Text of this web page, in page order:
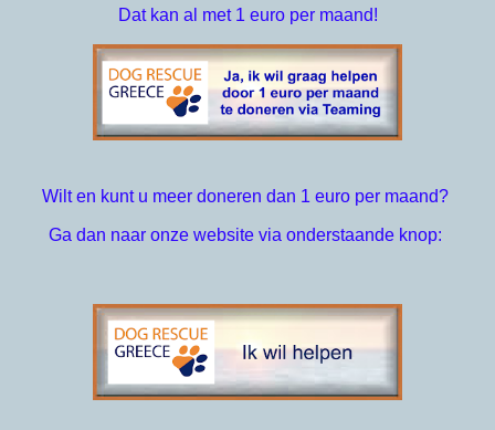
Dat kan al met 1 euro per maand!
Wilt en kunt u meer doneren dan 1 euro per maand?
Ga dan naar onze website via onderstaande knop: